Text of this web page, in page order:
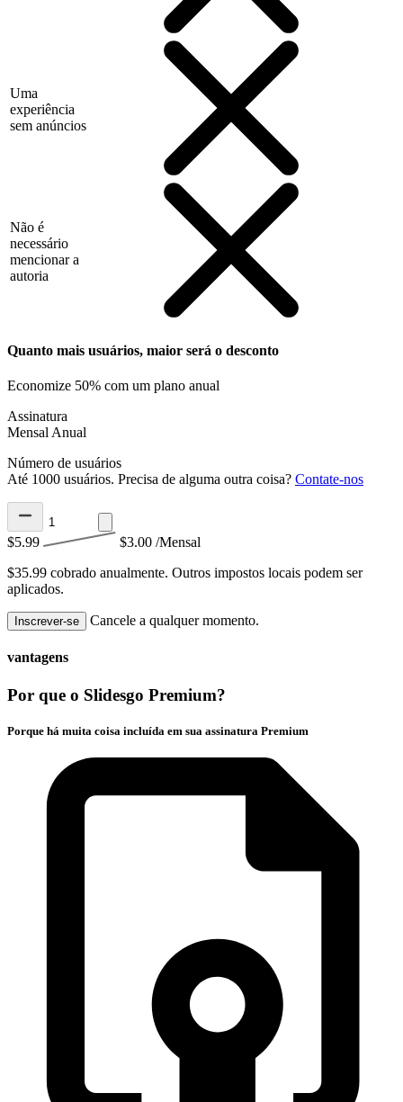
Uma
experiência
sem anúncios
Não é
necessário
mencionar a
autoria
Quanto mais usuários, maior será o desconto
Economize 50% com um plano anual
Assinatura
Mensal Anual
Número de usuários
Até 1000 usuários. Precisa de alguma outra coisa? Contate-nos
$5.99 $3.00 /Mensal
$35.99 cobrado anualmente. Outros impostos locais podem ser
aplicados.
Inscrever-se Cancele a qualquer momento.
vantagens
Por que o Slidesgo Premium?
Porque há muita coisa incluída em sua assinatura Premium